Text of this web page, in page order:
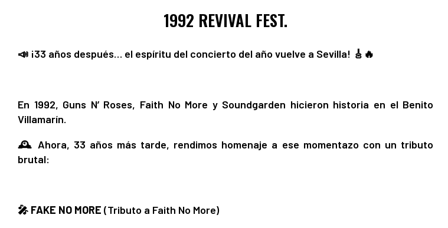
1992 REVIVAL FEST.
📣 ¡33 años después… el espíritu del concierto del año vuelve a Sevilla! 🎸🔥
En 1992, Guns N’ Roses, Faith No More y Soundgarden hicieron historia en el Benito
Villamarín.
🕰️ Ahora, 33 años más tarde, rendimos homenaje a ese momentazo con un tributo
brutal:
🎤 FAKE NO MORE (Tributo a Faith No More)